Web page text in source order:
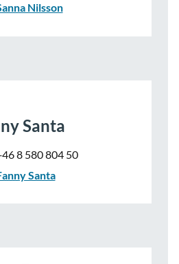
Nilsson
Santa
8 580 804 50
Santa